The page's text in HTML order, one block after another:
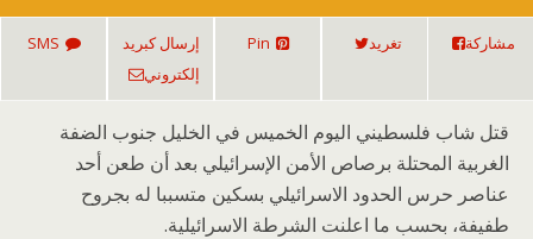
مشاركة تغريد Pin
إرسال كبريد
إلكتروني
SMS
قتل شاب فلسطيني اليوم الخميس في الخليل جنوب الضفة
الغربية المحتلة برصاص الأمن الإسرائيلي بعد أن طعن أحد
عناصر حرس الحدود الاسرائيلي بسكين متسببا له بجروح
طفيفة، بحسب ما اعلنت الشرطة الاسرائيلية.